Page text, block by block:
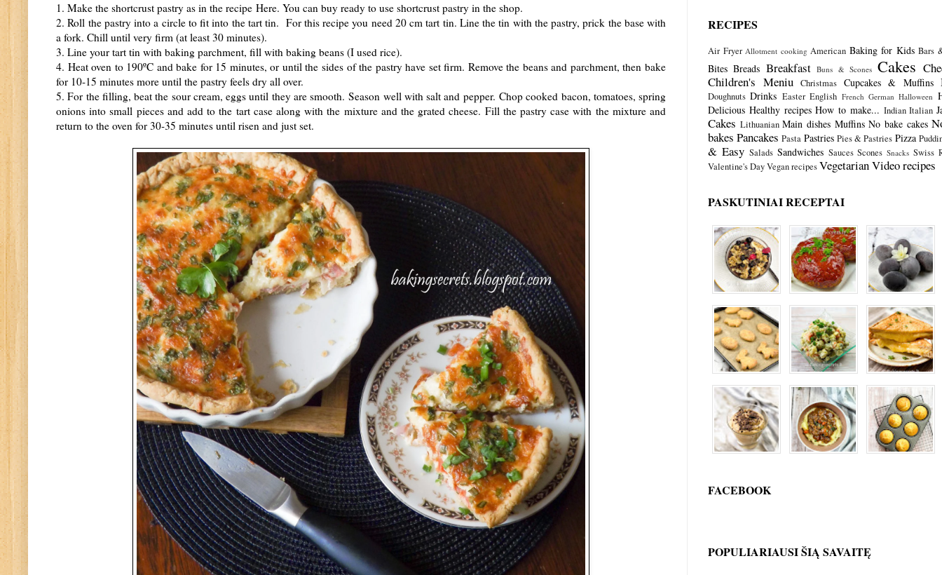
1. Make the shortcrust pastry as in the recipe Here. You can buy ready to use shortcrust pastry in the shop.
2. Roll the pastry into a circle to fit into the tart tin. For this recipe you need 20 cm tart tin. Line the tin with the pastry, prick the base with
a fork. Chill until very firm (at least 30 minutes).
3. Line your tart tin with baking parchment, fill with baking beans (I used rice).
4. Heat oven to 190ºC and bake for 15 minutes, or until the sides of the pastry have set firm. Remove the beans and parchment, then bake
for 10-15 minutes more until the pastry feels dry all over.
5. For the filling, beat the sour cream, eggs until they are smooth.Season well with salt and pepper. Chop cooked bacon, tomatoes, spring
onions into small pieces and add to the tart case along with the mixture and the grated cheese. Fill the pastry case with the mixture and
return to the oven for 30-35 minutes until risen and just set.
RECIPES
Air Fryer Allotment cooking American Baking for Kids Bars
Bites Breads Breakfast Buns & Scones Cakes
Children's Meniu
Christmas Cupcakes & Muffins
Doughnuts Drinks Easter English French German Halloween
Delicious Healthy recipes How to make... Indian Italian
Cakes Lithuanian Main dishes Muffins No bake cakes
bakes Pancakes Pasta Pastries Pies & Pastries Pizza
& Easy Salads Sandwiches Sauces Scones Snacks Swiss
Valentine's DayVegan recipesVegetarianVideo recipes
PASKUTINIAI RECEPTAI
FACEBOOK
POPULIARIAUSI ŠIĄ SAVAITĘ